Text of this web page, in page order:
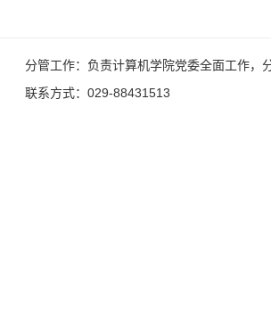
分管工作：负责计算机学院党委全面工作，
联系方式：029-88431513